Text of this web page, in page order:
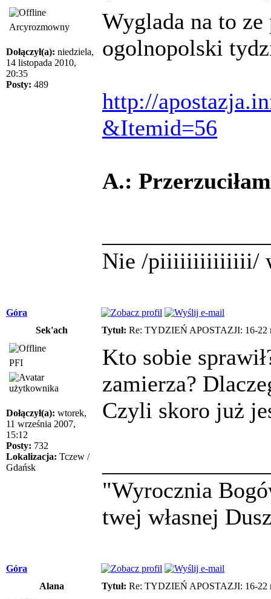
Arcyrozmowny
Dołączył(a): niedziela,
14 listopada 2010,
20:35
Posty: 489
Wyglada na to
ogolnopolski
http://
&Itemid=56
A.:
Nie /piiiiiiiiiiiiii/
Góra
Sek'ach
Tytuł: Re: TYDZIEŃ APOSTAZJI: 16-22
PFI
Dołączył(a): wtorek,
11 września 2007,
15:12
Posty: 732
Lokalizacja: Tczew /
Gdańsk
Kto sobie
zamierza?
Czyli skoro już
"Wyrocznia
twej własnej
Góra
Alana
Tytuł: Re: TYDZIEŃ APOSTAZJI: 16-22